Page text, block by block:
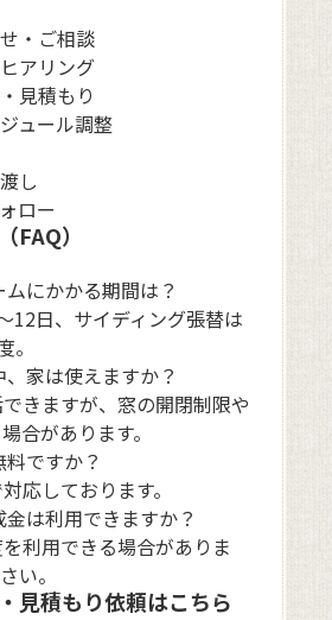
・ご相談
アリング
見積もり
ュール調整
し
ロー
FAQ）
にかかる期間は？
12日、サイディング張替は
。
家は使えますか？
きますが、窓の開閉制限や
合があります。
ですか？
応しております。
は利用できますか？
利用できる場合がありま
い。
見積もり依頼はこちら